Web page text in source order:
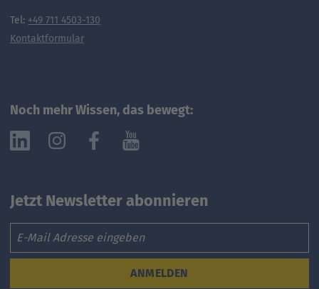
Tel: +49 711 4503-130
Kontaktformular
Noch mehr Wissen, das bewegt:
Jetzt Newsletter abonnieren
Email
ANMELDEN